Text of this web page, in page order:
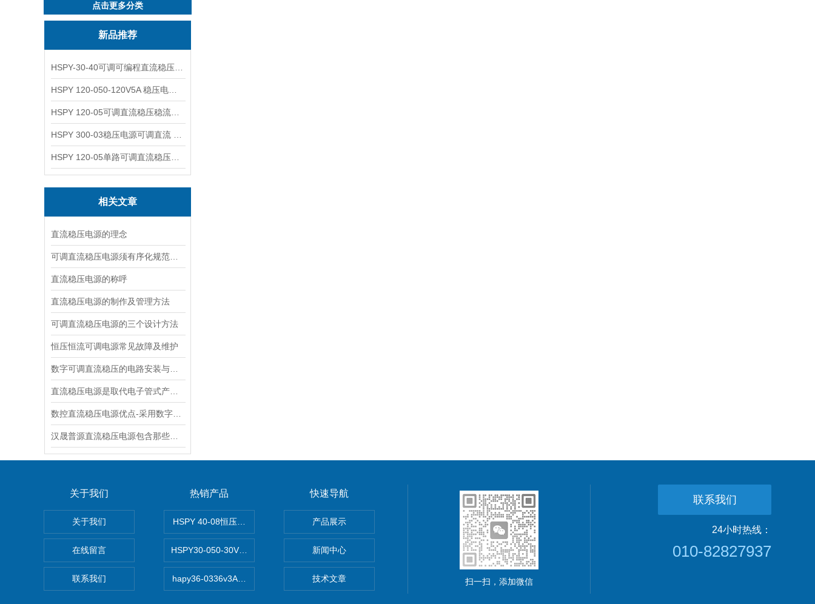
点击更多分类
新品推荐
相关文章
直流稳压电源的理念
直流稳压电源的称呼
直流稳压电源的制作及管理方法
可调直流稳压电源的三个设计方法
恒压恒流可调电源常见故障及维护
关于我们
关于我们
在线留言
联系我们
热销产品
HSPY 40-08恒压恒流恒功率电源
HSPY30-050-30V/-05A可调直流稳压电源
hapy36-0336v3A高精度小型可编程直流稳压电源
快速导航
产品展示
新闻中心
技术文章 扫一扫，添加微信
联系我们
24小时热线：
010-82827937